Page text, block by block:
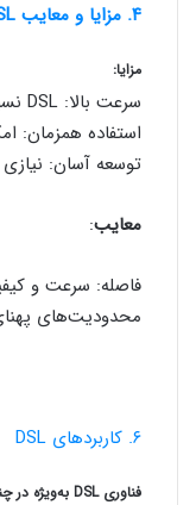
۴. مزایا و معایب DSL
مزایا:
سرعت بالا: DSL نسبت به مودم‌های قدیمی سرعت بالاتری ارائه می‌دهد.
استفاده همزمان:
توسعه آسان:
معایب:
فاصله: سرعت و
محدودیت‌های
۶. کاربردهای DSL
فناوری DSL به‌ویژه در چندین زمینه کاربرد دارد: